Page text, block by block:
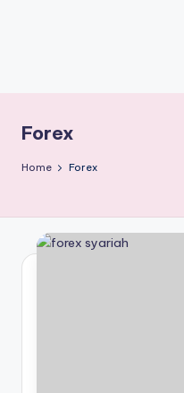
Forex
Home Forex